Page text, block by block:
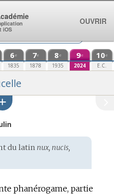
6e
1835
7e
1878
8e
1935
9e
2024
10e
E.C.
du latin nux, nucis,
phanérogame, partie
iOS
OUVRIR